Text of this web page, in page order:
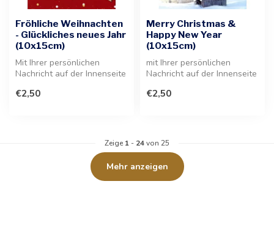
Fröhliche Weihnachten
- Glückliches neues Jahr
(10x15cm)
Mit Ihrer persönlichen
Nachricht auf der Innenseite
€2,50
Merry Christmas &
Happy New Year
(10x15cm)
mit Ihrer persönlichen
Nachricht auf der Innenseite
€2,50
Zeige 1 - 24von 25
Mehr anzeigen